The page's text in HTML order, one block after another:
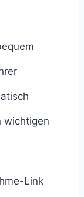
wichtigen
Link